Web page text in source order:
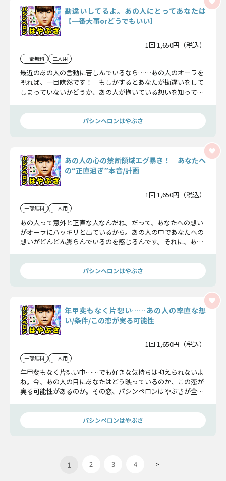
勘違いしてるよ。あの人にとってあなたは
【一番大事orどうでもいい】
1回 1,650円（税込）
一部無料 二人用
最近のあの人の言動に苦しんでいるなら……あの人のオーラを
視れば、一目瞭然です！ もしかするとあなたが勘違いをして
しまっていないかどうか、あの人が抱いている想いを知って、
パシンペロンはやぶさ
あの人の心の禁断領域エグ暴き！ あなたへ
の“正直過ぎ”本音/計画
1回 1,650円（税込）
一部無料 二人用
あの人って意外と正直な人なんだね。だって、あなたへの想い
がオーラにハッキリと出ているから。あの人の中であなたへの
想いがどんどん膨らんでいるのを感じるんです。それに、あの
パシンペロンはやぶさ
年甲斐もなく片想い……あの人の率直な想
い/条件/この恋が実る可能性
1回 1,650円（税込）
一部無料 二人用
年甲斐もなく片想い中……でも好きな気持ちは抑えられないよ
ね。今、あの人の目にあなたはどう映っているのか、この恋が
実る可能性があるのか。その恋、パシンペロンはやぶさが全力
パシンペロンはやぶさ
1 2 3 4 >